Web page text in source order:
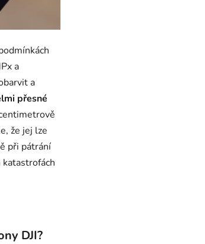
a
a
přesné
že jej lze
při pátrání
DJI?